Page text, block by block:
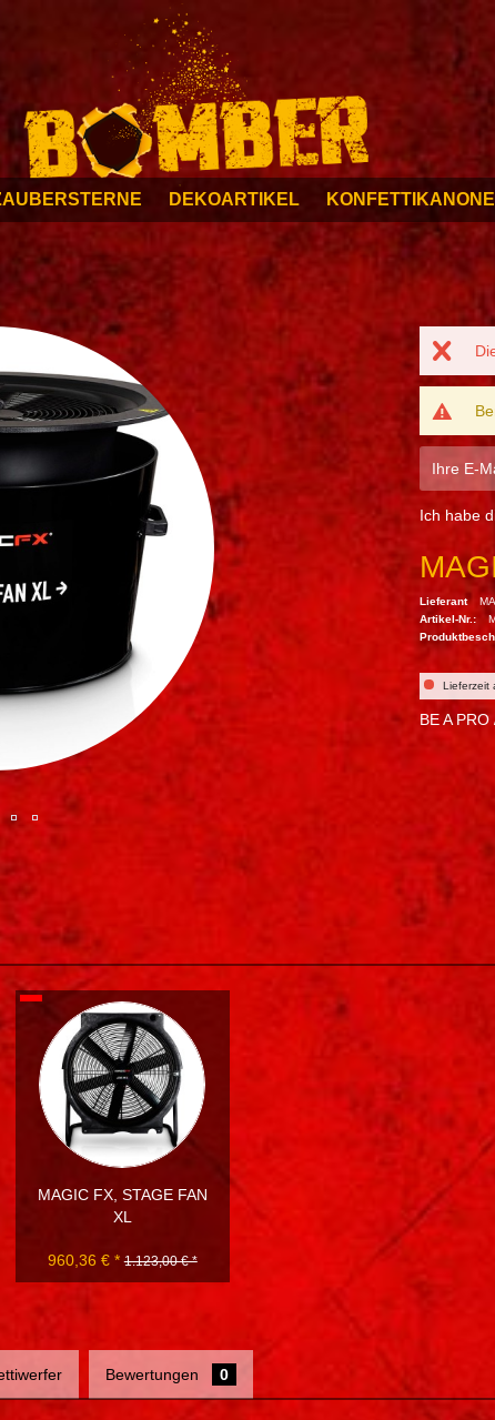
DEKOARTIKEL
Ich habe
Lieferant
Artikel-Nr.:
Lieferzeit
BE A
MAGIC FX, STAGE FAN
XL
960,36 € * 1.123,00 € *
Bewertungen 0